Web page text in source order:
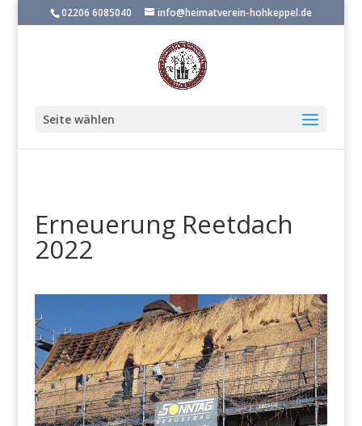
02206 6085040 info@heimatverein-hohkeppel.de
Seite wählen
Erneuerung Reetdach
2022